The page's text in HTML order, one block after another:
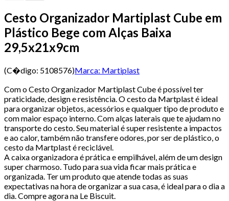
Cesto Organizador Martiplast Cube em
Plástico Bege com Alças Baixa
29,5x21x9cm
(C�digo: 5108576)Marca: Martiplast
Com o Cesto Organizador Martiplast Cube é possível ter
praticidade, design e resistência. O cesto da Martplast é ideal
para organizar objetos, acessórios e qualquer tipo de produto e
com maior espaço interno. Com alças laterais que te ajudam no
transporte do cesto. Seu material é super resistente a impactos
e ao calor, também não transfere odores, por ser de plástico, o
cesto da Martplast é reciclável.
A caixa organizadora é prática e empilhável, além de um design
super charmoso. Tudo para sua vida ficar mais prática e
organizada. Ter um produto que atende todas as suas
expectativas na hora de organizar a sua casa, é ideal para o dia a
dia. Compre agora na Le Biscuit.